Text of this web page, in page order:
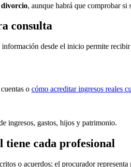
, aunque habrá que comprobar
consulta
desde el inicio permite
o cómo acreditar ingresos reales
ingresos, gastos, hijos y patrimonio.
tiene cada profesional
o acuerdos; el procurador